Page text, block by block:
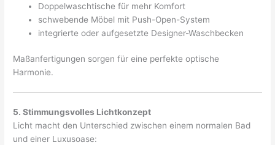
Doppelwaschtische für mehr Komfort
schwebende Möbel mit Push-Open-System
integrierte oder aufgesetzte Designer-Waschbecken
Maßanfertigungen sorgen für eine perfekte optische
Harmonie.
5. Stimmungsvolles Lichtkonzept
Licht macht den Unterschied zwischen einem normalen Bad
und einer Luxusoase: